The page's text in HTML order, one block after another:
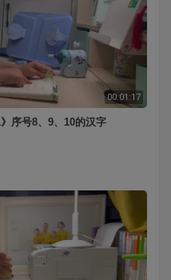
00:01:17
序号8、9、10的汉字